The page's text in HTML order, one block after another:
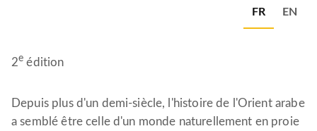
FR EN
2e édition
Depuis plus d'un demi-siècle, l'histoire de l'Orient arabe
a semblé être celle d'un monde naturellement en proie